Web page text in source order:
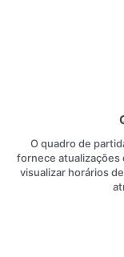
O quadro de
fornece atualizações
visualizar horários